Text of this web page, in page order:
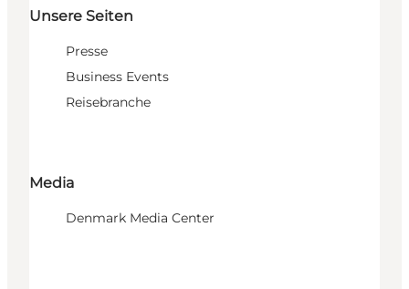
Unsere Seiten
Presse
Business Events
Reisebranche
Media
Denmark Media Center